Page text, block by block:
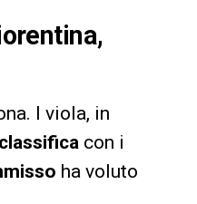
I viola, in
con i
ha voluto